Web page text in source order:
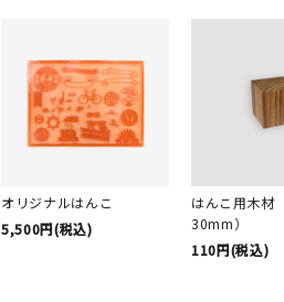
オリジナルはんこ
5,500円(税込)
はんこ用木
30mm）
110円(税込)